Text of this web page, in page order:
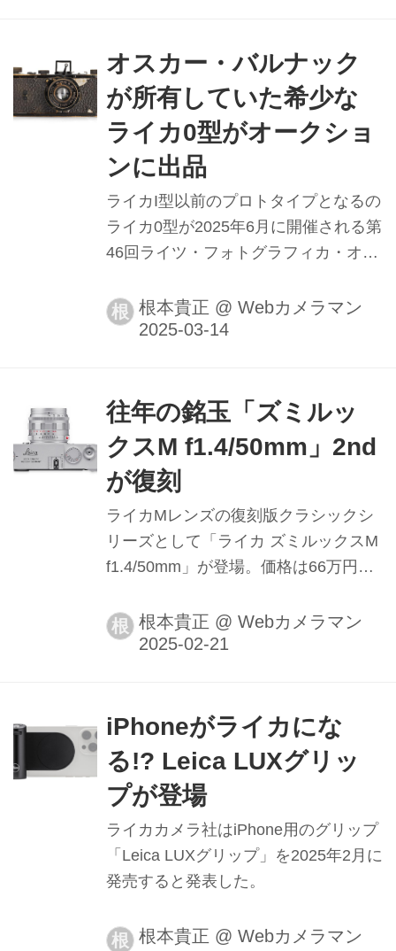
んべろ界」や「立ち呑み界」の栄枯盛
衰にはずいぶん寄り添い、そして添い
遂げました。でも、残念ながら「花柳
界」にはついぞ縁がなかったんですよ
ー。そら、そーだ。んでも、だからこ
ないしは「表新橋」を検証せねばなり
ません。ということで、いきなり現場
を訪れるツテも根性もないので、まず
オスカー・バルナック
が所有していた希少な
ライカ0型がオークショ
ンに出品
ライカI型以前のプロトタイプとなるの
ライカ0型が2025年6月に開催される第
46回ライツ・フォトグラフィカ・オー
根 根本貴正 @ Webカメラマン
往年の銘玉「ズミルッ
クスM f1.4/50mm」2nd
が復刻
ライカMレンズの復刻版クラシックシ
リーズとして「ライカ ズミルックスM
f1.4/50mm」が登場。価格は66万円。
根 根本貴正 @ Webカメラマン
iPhoneがライカにな
る!? Leica LUXグリッ
プが登場
ライカカメラ社はiPhone用のグリップ
「Leica LUXグリップ」を2025年2月に
発売すると発表した。
根 根本貴正 @ Webカメラマン